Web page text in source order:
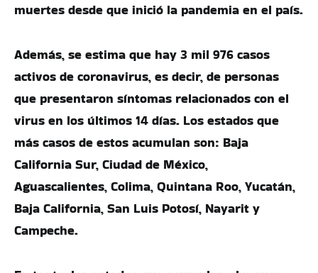
muertes desde que inició la pandemia en el país.
Además, se estima que hay 3 mil 976 casos
activos de coronavirus, es decir, de personas
que presentaron síntomas relacionados con el
virus en los últimos 14 días. Los estados que
más casos de estos acumulan son: Baja
California Sur, Ciudad de México,
Aguascalientes, Colima, Quintana Roo, Yucatán,
Baja California, San Luis Potosí, Nayarit y
Campeche.